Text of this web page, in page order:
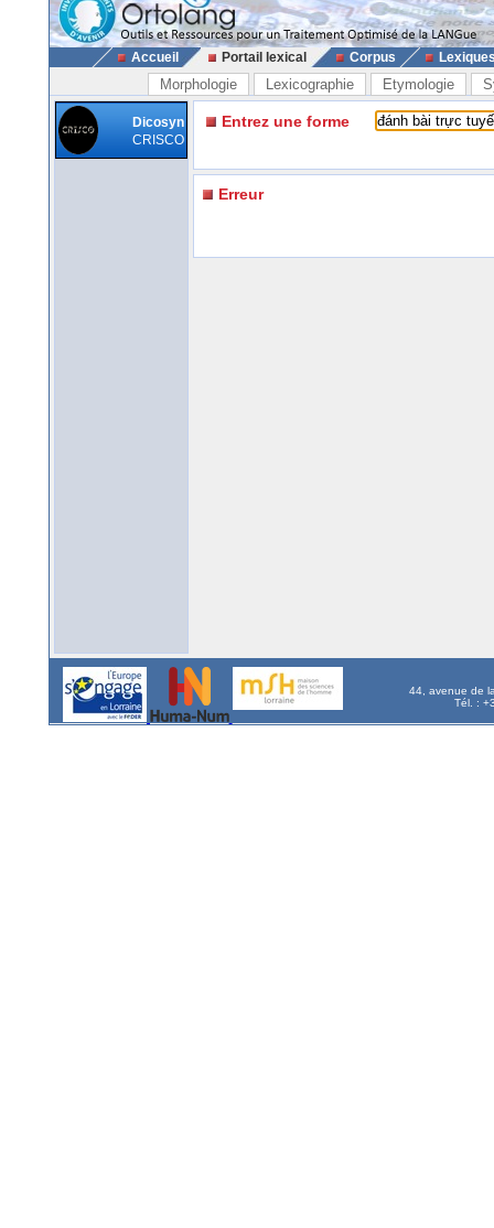
Accueil Portail lexical Corpus
Morphologie Lexicographie Etymologie
Dicosyn
CRISCO
Entrez une forme
Erreur
44, avenue de
Tél. :